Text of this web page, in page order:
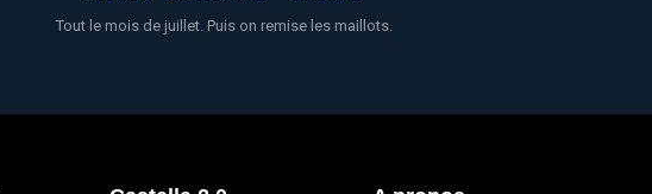
Tout le mois de juillet. Puis on remise les maillots.